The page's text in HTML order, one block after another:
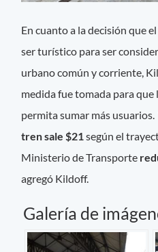
En cuanto a la decisión que
ser turístico para ser
urbano común y corriente,
medida fue tomada para que
permita sumar más
tren sale $21 según el
Ministerio de Transporte
agregó Kildoff.
Galería de